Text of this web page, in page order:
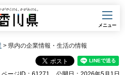
川県
メニュー
> 県内の企業情報・生活の情報